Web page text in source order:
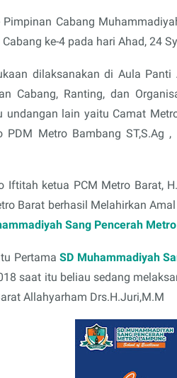
Pimpinan Cabang
ke-4 pada hari Ahad, 24
dilaksanakan di Aula
Cabang, Ranting, dan
undangan lain yaitu Camat
PDM Metro Bambang ST,S.Ag
Iftitah ketua PCM Metro Barat,
Barat berhasil Melahirkan
Sang Pencerah Metro
PertamaSD Muhammadiyah
saat itu beliau sedang
Allahyarham Drs.H.Juri,M.M